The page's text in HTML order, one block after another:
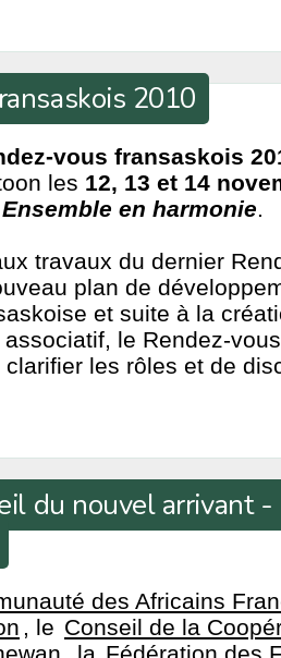
2010
vous fransaskois
les 12, 13 et 14
Ensemble en harmonie.
travaux du dernier
plan de
et suite à la
le Rendez-
les rôles et de
du nouvel arrivant
des Africains
, le Conseil de la